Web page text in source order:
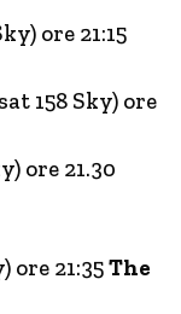
ore 21:15
158 Sky) ore
ore 21.30
ore 21:35The